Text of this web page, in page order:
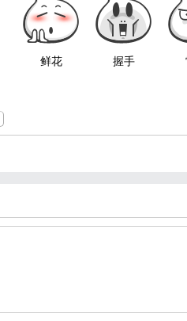
鲜花 握手